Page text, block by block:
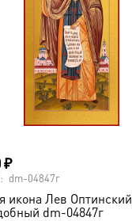
товара.
₽
dm-04847г
икона Лев Оптинский
dm-04847г